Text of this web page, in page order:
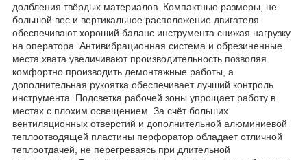
долбления твёрдых материалов. Компактные размеры, не
большой вес и вертикальное расположение двигателя
обеспечивают хороший баланс инструмента снижая нагрузку
на оператора. Антивибрационная система и обрезиненные
места хвата увеличивают производительность позволяя
комфортно производить демонтажные работы, а
дополнительная рукоятка обеспечивает лучший контроль
инструмента. Подсветка рабочей зоны упрощает работу в
местах с плохим освещением. За счёт больших
вентиляционных отверстий и дополнительной алюминиевой
теплоотводящей пластины перфоратор обладает отличной
теплоотдачей, не перегреваясь при длительной